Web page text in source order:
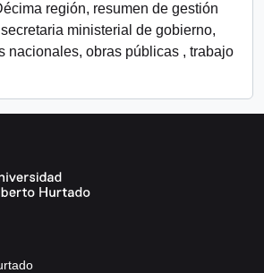
región, resumen de gestión
ministerial de gobierno,
nacionales, obras públicas , trabajo